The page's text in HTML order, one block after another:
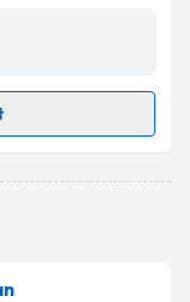
almanız için bir